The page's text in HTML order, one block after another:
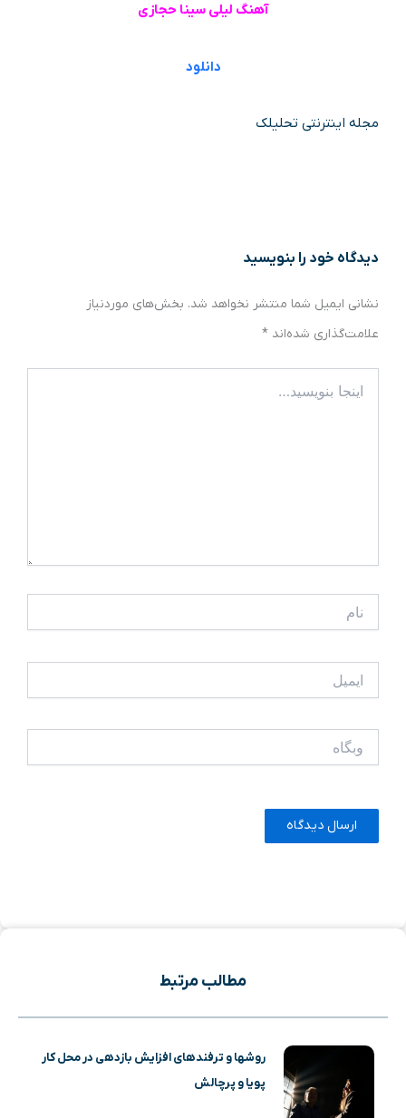
آهنگ لیلی سینا حجازی
دانلود
مجله اینترنتی تحلیلک
دیدگاه‌ خود را بنویسید
نشانی ایمیل شما منتشر نخواهد شد. بخش‌های موردنیاز
علامت‌گذاری شده‌اند *
بنویسید…
مطالب مرتبط
روشها و ترفندهای افزایش بازدهی در محل کار
پویا و پرچالش